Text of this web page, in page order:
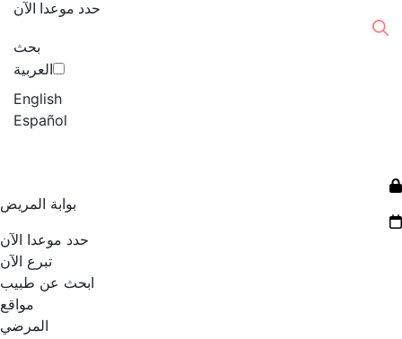
حدد موعدا الآن
بحث
العربية‏
English
Español
بوابة المريض
حدد موعدا الآن
تبرع الآن
ابحث عن طبيب
مواقع
المرضي